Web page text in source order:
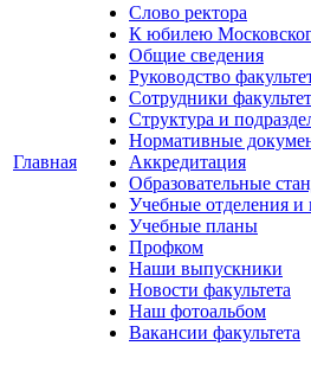
Главная
Слово ректора
К юбилею
Общие сведения
Руководство
Сотрудники
Структура и
Нормативные
Аккредитация
Образовательные
Учебные отделения
Учебные планы
Профком
Наши выпускники
Новости факультета
Наш фотоальбом
Вакансии факультета